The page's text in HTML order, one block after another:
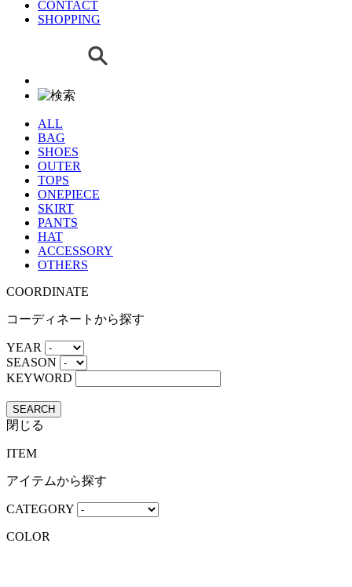
CONTACT
SHOPPING
ALL
BAG
SHOES
OUTER
TOPS
ONEPIECE
SKIRT
PANTS
HAT
ACCESSORY
OTHERS
COORDINATE
コーディネートから探す
YEAR
SEASON
KEYWORD
SEARCH
閉じる
ITEM
アイテムから探す
CATEGORY
COLOR